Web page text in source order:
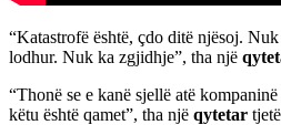
“Katastrofë është, çdo ditë njësoj.
lodhur. Nuk ka zgjidhje”, tha një
“Thonë se e kanë sjellë atë
këtu është qamet”, tha një qytetar